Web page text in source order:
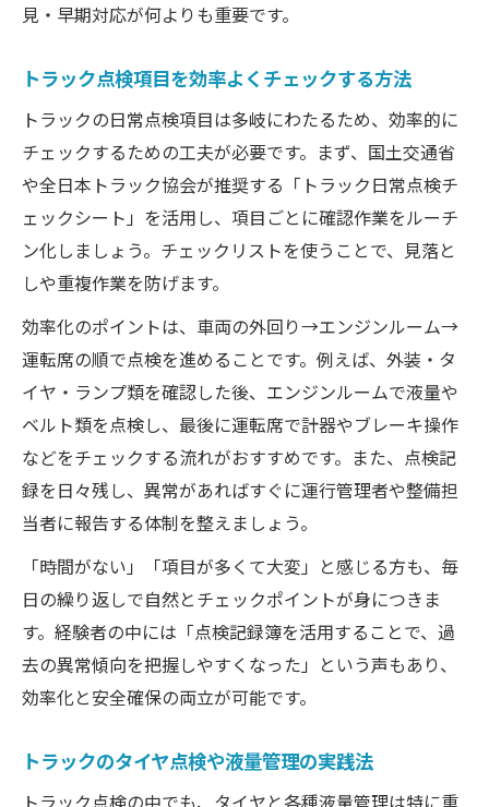
見・早期対応が何よりも重要です。
トラック点検項目を効率よくチェックする方法
トラックの日常点検項目は多岐にわたるため、効率的に
チェックするための工夫が必要です。まず、国土交通省
や全日本トラック協会が推奨する「トラック日常点検チ
ェックシート」を活用し、項目ごとに確認作業をルーチ
ン化しましょう。チェックリストを使うことで、見落と
しや重複作業を防げます。
効率化のポイントは、車両の外回り→エンジンルーム→
運転席の順で点検を進めることです。例えば、外装・タ
イヤ・ランプ類を確認した後、エンジンルームで液量や
ベルト類を点検し、最後に運転席で計器やブレーキ操作
などをチェックする流れがおすすめです。また、点検記
録を日々残し、異常があればすぐに運行管理者や整備担
当者に報告する体制を整えましょう。
「時間がない」「項目が多くて大変」と感じる方も、毎
日の繰り返しで自然とチェックポイントが身につきま
す。経験者の中には「点検記録簿を活用することで、過
去の異常傾向を把握しやすくなった」という声もあり、
効率化と安全確保の両立が可能です。
トラックのタイヤ点検や液量管理の実践法
トラック点検の中でも、タイヤと各種液量管理は特に重